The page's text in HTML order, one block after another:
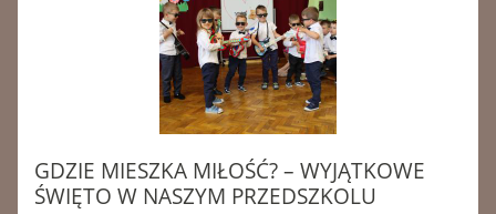
GDZIE MIESZKA MIŁOŚĆ? – WYJĄTKOWE
ŚWIĘTO W NASZYM PRZEDSZKOLU